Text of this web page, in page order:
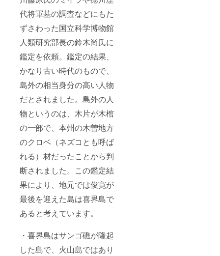
代将軍墓の調査などにもた
ずさわった国立科学博物館
人類研究部長の鈴木尚氏に
鑑定を依頼。鑑定の結果、
かなり古い時代のもので、
島外の相当身分の高い人物
だとされました。島外の人
物というのは、木片が木棺
の一部で、本州の木曽地方
のクロベ（ネズコとも呼ば
れる）材だったことから判
断されました。この鑑定結
果により、地元では俊寛が
最後を迎えた島は喜界島で
あると考えています。
・喜界島はサンゴ礁が隆起
した島で、火山島ではあり